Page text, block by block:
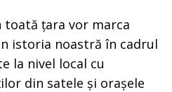
țara vor marca
istoria noastră în cadrul
la nivel local cu
din satele și orașele